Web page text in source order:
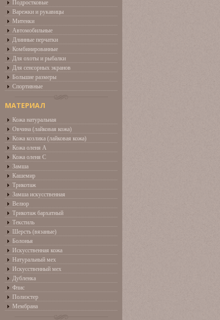
Подростковые
Варежки и рукавицы
Митенки
Автомобильные
Длинные перчатки
Комбинированные
Для охоты и рыбалки
Для сенсорных экранов
Большие размеры
Спортивные
МАТЕРИАЛ
Кожа натуральная
Овчина (лайковая кожа)
Кожа козлика (лайковая кожа)
Кожа оленя А
Кожа оленя С
Замша
Кашемир
Трикотаж
Замша искусственная
Велюр
Трикотаж бархатный
Текстиль
Шерсть (вязаные)
Болонья
Искусственная кожа
Натуральный мех
Искусственный мех
Дубленка
Флис
Полиэстер
Мембрана